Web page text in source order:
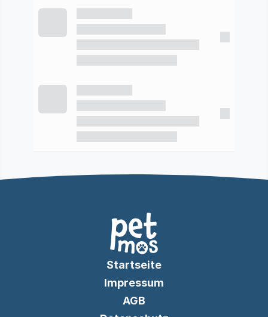
Startseite
Impressum
AGB